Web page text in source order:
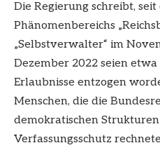
Die Regierung schreibt,
Phänomenbereichs
„Selbstverwalter“ im
Dezember 2022 seien
Erlaubnisse entzogen
Menschen, die die
demokratischen
Verfassungsschutz